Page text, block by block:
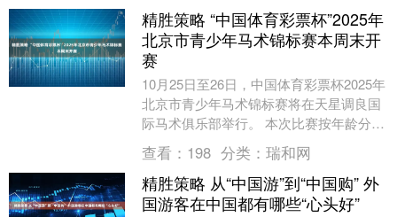
精胜策略 “中国体育彩票杯”2025年
北京市青少年马术锦标赛本周末开
赛
10月25日至26日，中国体育彩票杯2025年
北京市青少年马术锦标赛将在天星调良国
际马术俱乐部举行。 本次比赛按年龄分为
甲、乙两个组别，各组别均设个人赛和团
体赛....
查看： 198 分类： 瑞和网
精胜策略 从“中国游”到“中国购” 外
国游客在中国都有哪些“心头好”